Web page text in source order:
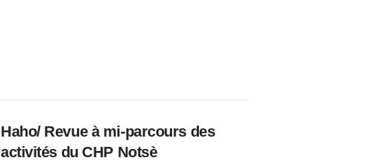
Haho/ Revue à mi-parcours des
activités du CHP Notsè